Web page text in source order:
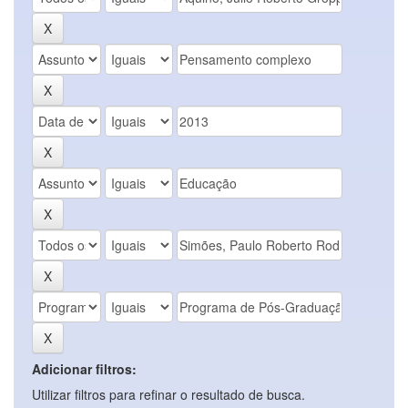
Adicionar filtros:
Utilizar filtros para refinar o resultado de busca.